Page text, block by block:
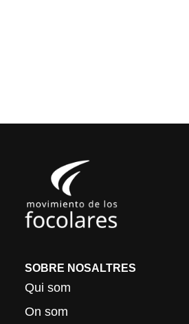
SOBRE NOSALTRES
Qui som
On som